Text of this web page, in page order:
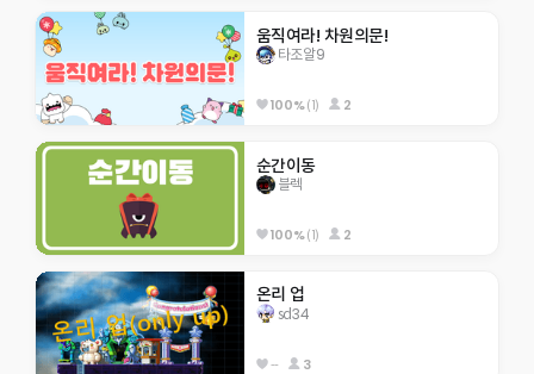
움직여라! 차원의문!
타조알9
100%(1) 2
순간이동
블렉
100%(1) 2
온리 업
sd34
-- 3